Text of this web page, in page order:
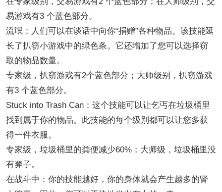
易游戏有3 个蓝色部分。
流氓：人们可以在谈话中向你“捐赠”各种物品。该技能延
长了扒窃小游戏中的绿色条。它还增加了您可以选择窃
取的物品数量。
专家级，扒窃游戏有2个蓝色部分；大师级别，扒窃游戏
有3 个蓝色部分。
Stuck into Trash Can：这个技能可以让乞丐在垃圾桶里
找到属于你的物品。此技能的每个级别都可以让您多获
得一件衣服。
专家级，垃圾桶里的粪便减少60%；大师级，垃圾桶里没
有凳子。
在战斗中：你的技能越好，你的身体就会产生越多的肾